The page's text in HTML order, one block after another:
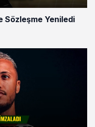
Sözleşme Yeniledi